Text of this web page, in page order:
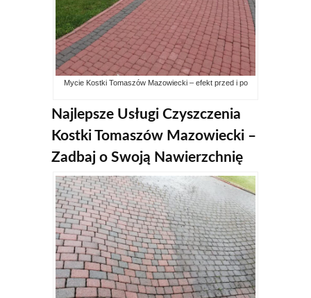
Mycie Kostki Tomaszów Mazowiecki – efekt przed i po
Najlepsze Usługi Czyszczenia
Kostki Tomaszów Mazowiecki –
Zadbaj o Swoją Nawierzchnię